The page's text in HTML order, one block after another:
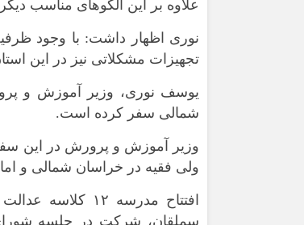
علاوه بر این الگوهای مناسب
نوری اظهار داشت: با وجود
تجهیزات مشکلاتی نیز در این
شمالی سفر کرده است.
وزیر آموزش و پرورش در این سفر
ولی فقیه در خراسان شمالی و
سملقان، شرکت در جلسه شورای